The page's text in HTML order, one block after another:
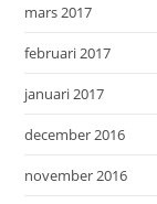
mars 2017
februari 2017
januari 2017
december 2016
november 2016